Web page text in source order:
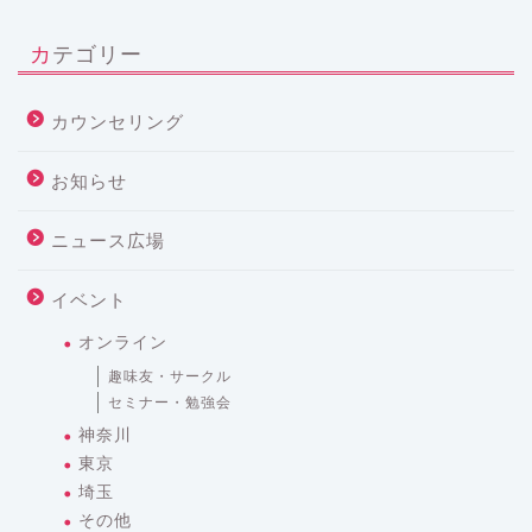
カテゴリー
カウンセリング
お知らせ
ニュース広場
イベント
オンライン
趣味友・サークル
セミナー・勉強会
神奈川
東京
埼玉
その他